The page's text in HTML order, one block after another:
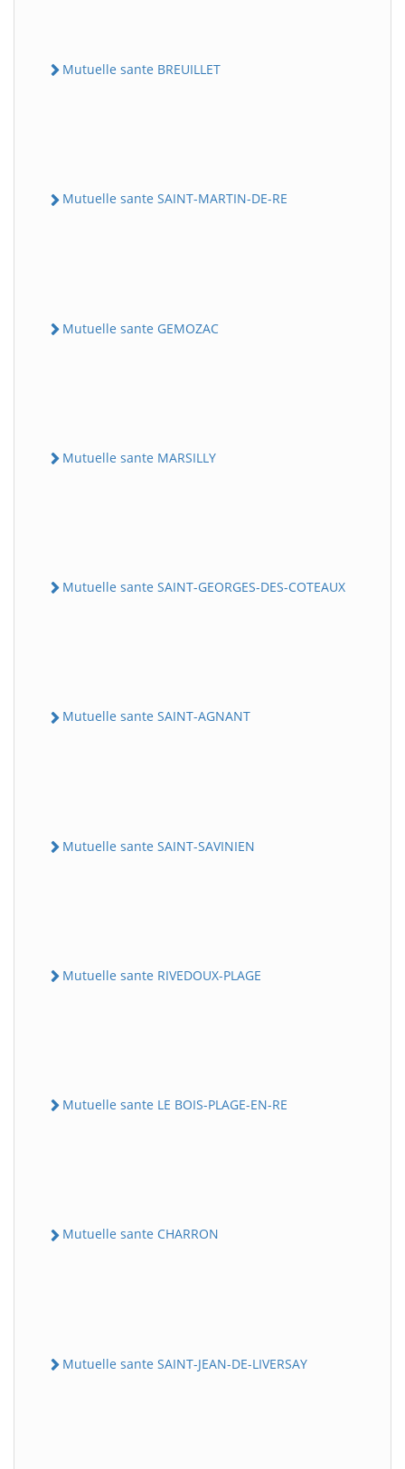
Mutuelle sante BREUILLET
Mutuelle sante SAINT-MARTIN-DE-RE
Mutuelle sante GEMOZAC
Mutuelle sante MARSILLY
Mutuelle sante SAINT-GEORGES-DES-COTEAUX
Mutuelle sante SAINT-AGNANT
Mutuelle sante SAINT-SAVINIEN
Mutuelle sante RIVEDOUX-PLAGE
Mutuelle sante LE BOIS-PLAGE-EN-RE
Mutuelle sante CHARRON
Mutuelle sante SAINT-JEAN-DE-LIVERSAY